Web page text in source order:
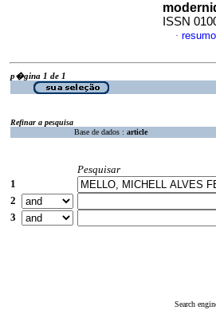
ISSN
·
p�gina 1 de 1
Refinar a pesquisa
Base de dados : article
Pesquisar
1
2
3
Search